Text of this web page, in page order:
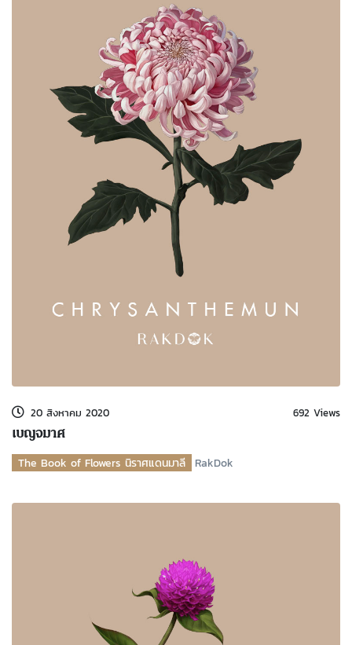
20 สิงหาคม 2020 692 Views
เบญจมาศ
The Book of Flowers นิราศแดนมาลี RakDok